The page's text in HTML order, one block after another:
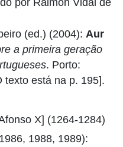
(ed.) (2004): Aur
a primeira geração
. Porto:
texto está na p. 195].
X] (1264-1284)
1988, 1989):